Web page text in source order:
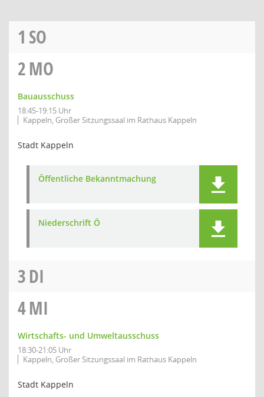
1 SO
2MO
Bauausschuss
18:45-19:15 Uhr
Kappeln, Großer Sitzungssaal im Rathaus Kappeln
Stadt Kappeln
Öffentliche Bekanntmachung
Niederschrift Ö
3DI
4MI
Wirtschafts- und Umweltausschuss
18:30-21:05 Uhr
Kappeln, Großer Sitzungssaal im Rathaus Kappeln
Stadt Kappeln